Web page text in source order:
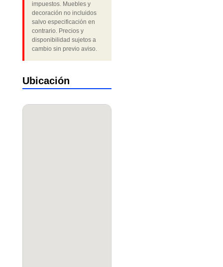
impuestos. Muebles y
decoración no incluidos
salvo especificación en
contrario. Precios y
disponibilidad sujetos a
cambio sin previo aviso.
Ubicación